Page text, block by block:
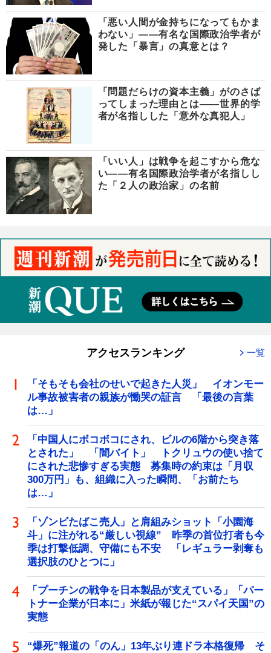
「悪い人間が金持ちになってもかま
わない」――有名な国際政治学者が
発した「暴言」の真意とは？
「問題だらけの資本主義」がのさば
ってしまった理由とは――世界的学
者が名指しした「意外な真犯人」
「いい人」は戦争を起こすから危な
い――有名国際政治学者が名指しし
た「２人の政治家」の名前
アクセスランキング 一覧
「そもそも会社のせいで起きた人災」 イオンモー
ル事故被害者の親族が慟哭の証言 「最後の言葉
は…」
「中国人にボコボコにされ、ビルの6階から突き落
とされた」 「闇バイト」 トクリュウの使い捨て
にされた悲惨すぎる実態 募集時の約束は「月収
300万円」も、組織に入った瞬間、「お前たち
は…」
「ゾンビたばこ売人」と肩組みショット「小園海
斗」に注がれる“厳しい視線” 昨季の首位打者も今
季は打撃低調、守備にも不安 「レギュラー剥奪も
選択肢のひとつに」
「プーチンの戦争を日本製品が支えている」「パー
トナー企業が日本に」米紙が報じた“スパイ天国”の
実態
“爆死”報道の「のん」13年ぶり連ドラ本格復帰 そ